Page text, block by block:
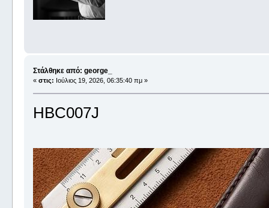
Στάλθηκε από: george_
« στις: Ιούλιος 19, 2026, 06:35:40 πμ »
HBC007J